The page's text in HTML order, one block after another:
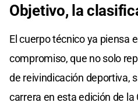
Objetivo, la
El cuerpo técnico ya piensa
compromiso, que no solo
de reivindicación deportiva,
carrera en esta edición de la